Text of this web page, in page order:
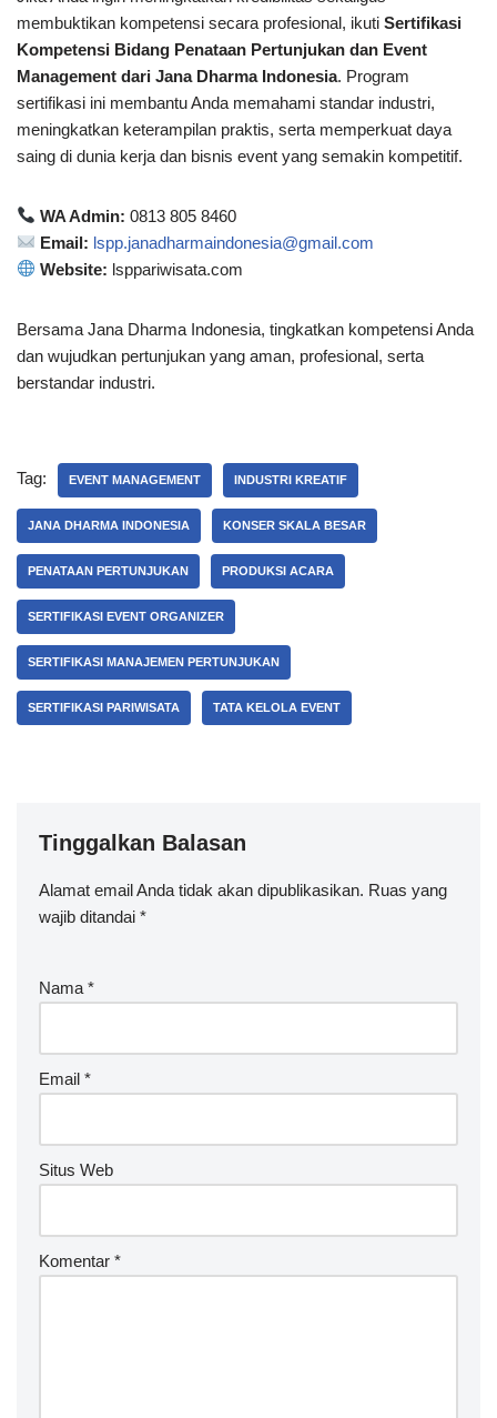
membuktikan kompetensi secara profesional, ikuti Sertifikasi
Kompetensi Bidang Penataan Pertunjukan dan Event
Management dari Jana Dharma Indonesia. Program
sertifikasi ini membantu Anda memahami standar industri,
meningkatkan keterampilan praktis, serta memperkuat daya
saing di dunia kerja dan bisnis event yang semakin kompetitif.
WA Admin: 0813 805 8460
Email: lspp.janadharmaindonesia@gmail.com
Website: lsppariwisata.com
Bersama Jana Dharma Indonesia, tingkatkan kompetensi Anda
dan wujudkan pertunjukan yang aman, profesional, serta
berstandar industri.
Tag: EVENT MANAGEMENT INDUSTRI KREATIF
JANA DHARMA INDONESIA KONSER SKALA BESAR
PENATAAN PERTUNJUKAN PRODUKSI ACARA
SERTIFIKASI EVENT ORGANIZER
SERTIFIKASI MANAJEMEN PERTUNJUKAN
SERTIFIKASI PARIWISATA TATA KELOLA EVENT
Tinggalkan Balasan
Alamat email Anda tidak akan dipublikasikan. Ruas yang
wajib ditandai *
Nama *
Email *
Situs Web
Komentar *